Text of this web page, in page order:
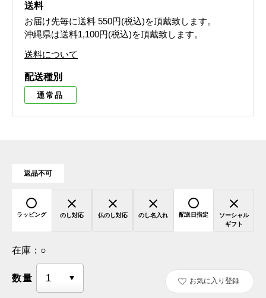
送料
お届け先毎に送料 550円(税込)を頂戴致します。
沖縄県は送料1,100円(税込)を頂戴致します。
送料について
配送種別
通常品
返品不可
ラッピング のし対応 仏のし対応 のし名入れ 配送日指定
ソーシャル
ギフト
在庫： ○
数量 お気に入り登録